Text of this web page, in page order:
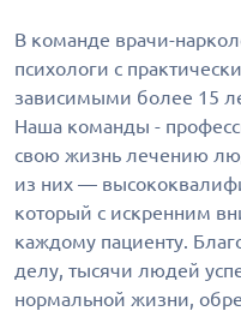
В команде врачи-
психологи с
зависимыми более 15
Наша команды -
свою жизнь лечению
из них —
который с искренним
каждому пациенту.
делу, тысячи людей
нормальной жизни,